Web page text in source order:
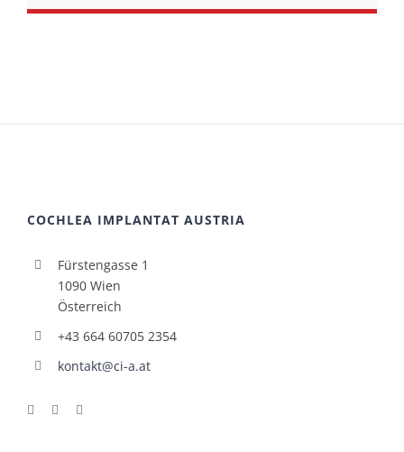
COCHLEA IMPLANTAT AUSTRIA
Fürstengasse 1
1090 Wien
Österreich
+43 664 60705 2354
kontakt@ci-a.at